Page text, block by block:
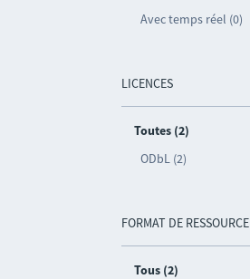
Avec temps réel (0)
LICENCES
Toutes (2)
ODbL (2)
FORMAT DE RESSOURCE
Tous (2)